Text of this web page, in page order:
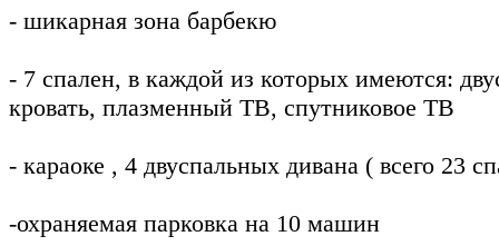
- шикарная зона барбекю
- 7 спален, в каждой из которых имеются:
кровать, плазменный ТВ, спутниковое ТВ
- караоке , 4 двуспальных дивана ( всего 23
-охраняемая парковка на 10 машин